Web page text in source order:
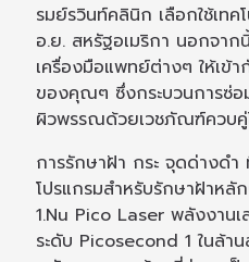
รมย์รวินท์คลินิก เลือกใช้เทค
อ.ย. สหรัฐอเมริกา นอกจาก
เครื่องมือแพทย์ต่างๆ ให้เข้
ของคุณๆ ซึ่งกระบวนการซ่อ
ผิวพรรณด้วยเวชภัณฑ์ควบคู่
การรักษาฝ้า กระ จุดด่างด
โปรแกรมสำหรับรักษาฝ้าหลั
1.Nu Pico Laser พลังงานเ
ระดับ Picosecond 1 ในล้า